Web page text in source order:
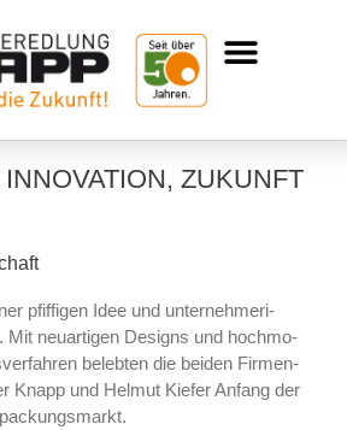
ZUKUNFT
pfiffigen Idee und un­ter­neh­me­ri­
Mit neuartigen Designs und hoch­mo­
belebten die beiden Fir­men­
Knapp und Helmut Kiefer Anfang der